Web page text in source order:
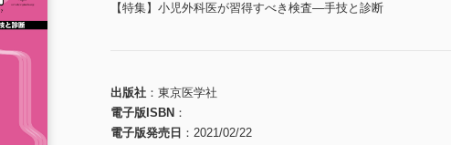
【特集】小児外科医が習得すべき検査―手技と診断
出版社
東京医学社
電子版ISBN
電子版発売日
2021/02/22